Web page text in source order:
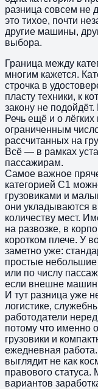
разница совсем не
это тихое, почти
другие машины,
выбора.
Граница между
многим кажется.
строчка в
пласту техники, к
закону не
Речь ещё и о лёгких
ограниченным
рассчитанных на
Всё — в рамках
пассажирам.
Самое важное
категорией С1
грузовиками и
они укладываются
количеству мест.
на развозке, в
коротком плече. У
заметно уже:
простые
или по числу
если внешне
И тут разница уже
логистике,
работодатели
потому что именно
грузовики и
ежедневная
выглядит не как
правового
вариантов